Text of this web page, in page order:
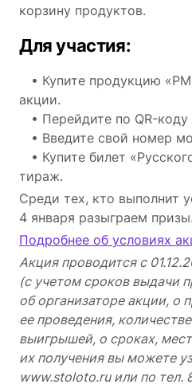
корзину продуктов.
Для участия:
• Купите продукцию
акции.
• Перейдите по QR-коду
• Введите свой номер
• Купите билет
тираж.
Среди тех, кто выполнит
4 января разыграем
Подробнее об условиях
Акция проводится с
(с учетом сроков выдачи
об организаторе акции, о
ее проведения,
выигрышей, о сроках,
их получения вы можете
www.stoloto.ru или по тел.